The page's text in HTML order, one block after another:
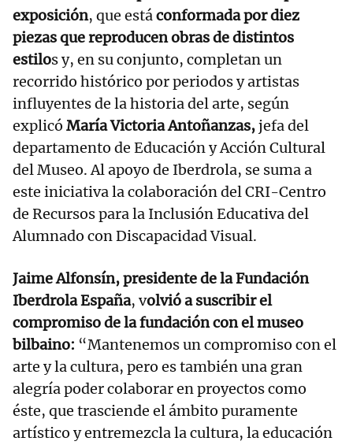
exposición, que estáconformada por diez
piezas que reproducen obras de distintos
estilos y, en su conjunto, completan un
recorrido histórico por periodos y artistas
influyentes de la historia del arte, según
explicó María Victoria Antoñanzas,jefa del
departamento de Educación y Acción Cultural
del Museo. Al apoyo de Iberdrola, se suma a
este iniciativa la colaboración del CRI-Centro
de Recursos para la Inclusión Educativa del
Alumnado con Discapacidad Visual.
Jaime Alfonsín, presidente de la Fundación
Iberdrola España, volvió a suscribir el
compromiso de la fundación con el museo
bilbaino: “Mantenemos un compromiso con el
arte y la cultura, pero es también una gran
alegría poder colaborar en proyectos como
éste, que trasciende el ámbito puramente
artístico y entremezcla la cultura, la educación